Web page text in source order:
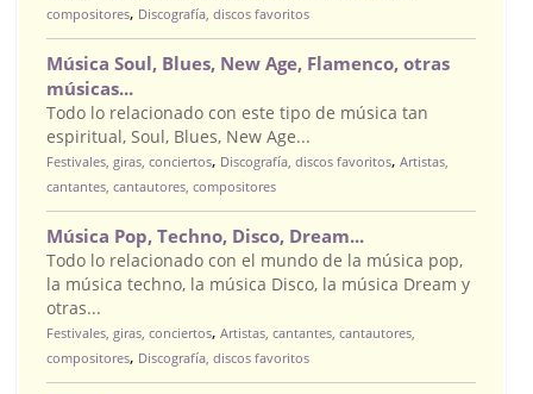
compositores, Discografía, discos favoritos
Música Soul, Blues, New Age, Flamenco, otras
músicas...
Todo lo relacionado con este tipo de música tan
espiritual, Soul, Blues, New Age...
Festivales, giras, conciertos, Discografía, discos favoritos, Artistas,
cantantes, cantautores, compositores
Música Pop, Techno, Disco, Dream...
Todo lo relacionado con el mundo de la música pop,
la música techno, la música Disco, la música Dream y
otras...
Festivales, giras, conciertos, Artistas, cantantes, cantautores,
compositores, Discografía, discos favoritos